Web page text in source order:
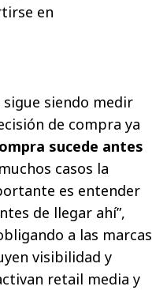
en
siendo medir
de compra ya
sucede antes
casos la
es entender
de llegar ahí”,
a las marcas
visibilidad y
retail media y